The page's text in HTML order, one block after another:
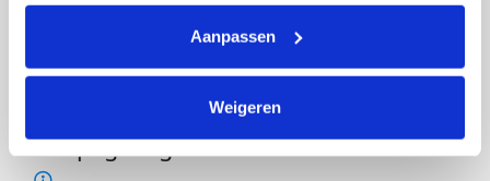
Aanpassen
Weigeren
Actiepagina gemaakt